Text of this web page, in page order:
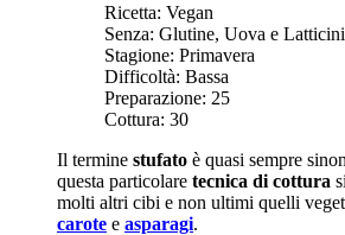
Ricetta: Vegan
Senza: Glutine, Uova e Latticini
Stagione: Primavera
Difficoltà: Bassa
Preparazione: 25
Cottura: 30
Il termine stufato è quasi sempre
questa particolare tecnica di cottura
molti altri cibi e non ultimi quelli
carote e asparagi.